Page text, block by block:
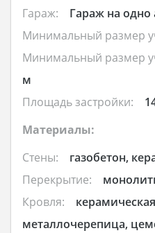
Гараж:
Гараж на одно
Минимальный размер
Минимальный размер
м
Площадь застройки:
Материалы:
Стены:
газобетон,
Перекрытие:
Кровля:
металлочерепица,